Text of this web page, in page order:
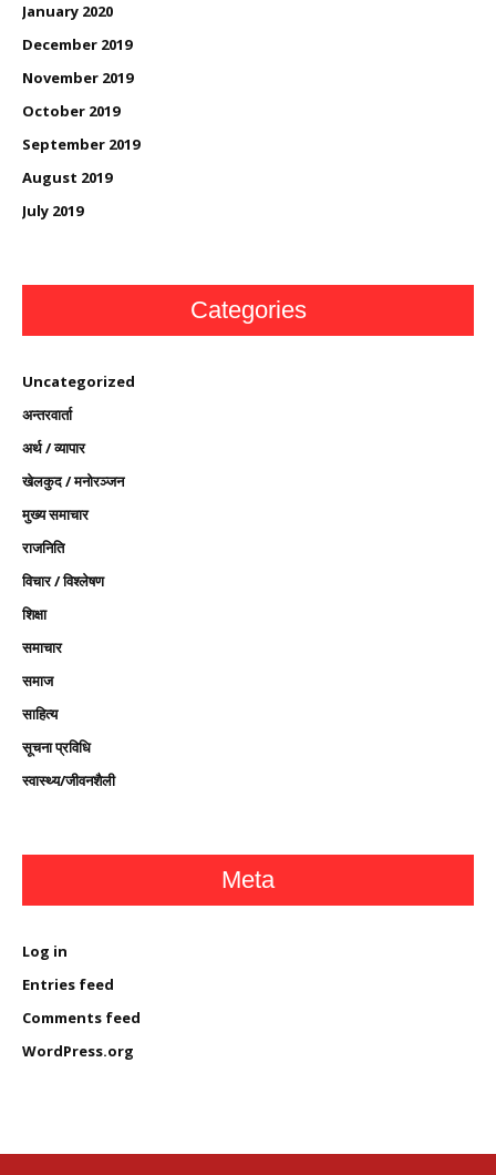
January 2020
December 2019
November 2019
October 2019
September 2019
August 2019
July 2019
Categories
Uncategorized
अन्तरवार्ता
अर्थ / व्यापार
खेलकुद / मनोरञ्जन
मुख्य समाचार
राजनिति
विचार / विश्लेषण
शिक्षा
समाचार
समाज
साहित्य
सूचना प्रविधि
स्वास्थ्य/जीवनशैली
Meta
Log in
Entries feed
Comments feed
WordPress.org